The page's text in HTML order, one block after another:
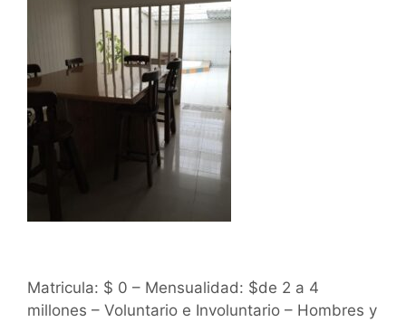
Matricula: $ 0 – Mensualidad: $de 2 a 4
millones – Voluntario e Involuntario – Hombres y